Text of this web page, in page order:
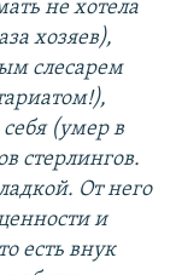
не хотела
хозяев),
слесарем
(умер в
стерлингов.
От него
и
есть внук